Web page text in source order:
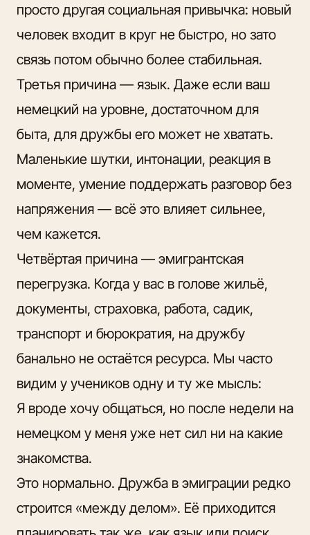
просто другая социальная привычка: новый
человек входит в круг не быстро, но зато
связь потом обычно более стабильная.
Третья причина — язык. Даже если ваш
немецкий на уровне, достаточном для
быта, для дружбы его может не хватать.
Маленькие шутки, интонации, реакция в
моменте, умение поддержать разговор без
напряжения — всё это влияет сильнее,
чем кажется.
Четвёртая причина — эмигрантская
перегрузка. Когда у вас в голове жильё,
документы, страховка, работа, садик,
транспорт и бюрократия, на дружбу
банально не остаётся ресурса. Мы часто
видим у учеников одну и ту же мысль:
Я вроде хочу общаться, но после недели на
немецком у меня уже нет сил ни на какие
знакомства.
Это нормально. Дружба в эмиграции редко
строится «между делом». Её приходится